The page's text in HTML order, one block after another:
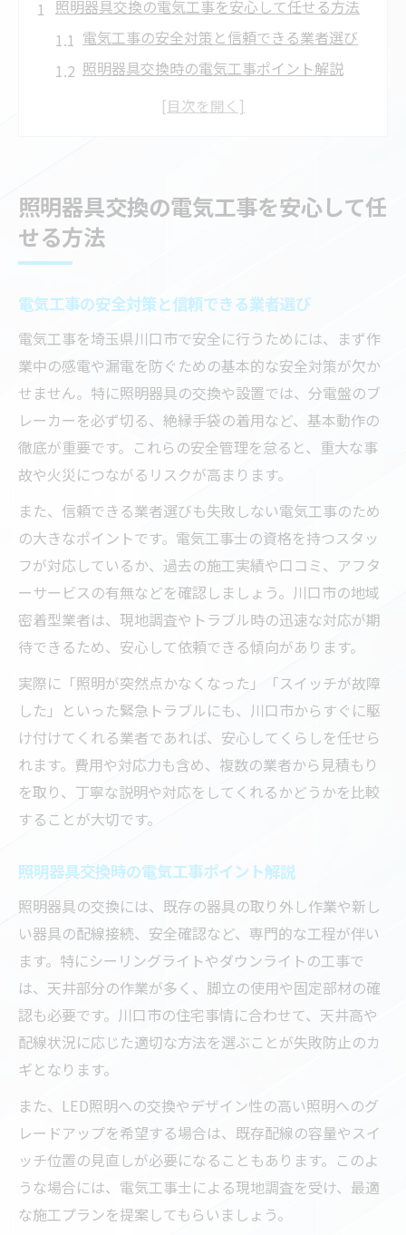
照明器具交換の電気工事を安心して任せる方法
電気工事の安全対策と信頼できる業者選び
照明器具交換時の電気工事ポイント解説
川口市の電気工事店に相談するメリット
電気工事店の選び方と比較ポイント解説
シーリングライト工事費用の相場を知る
地元密着型の電気工事店の強みとは何か
電気工事どこに頼むか迷った時の判断基準
電気工事の費用や照明器具交換のポイント解説
電気工事費用の内訳とコスト削減方法
照明器具交換時にかかる追加費用の考え方
シーリングライト工事費用の目安を解説
電気工事で発生しやすいトラブルと対策
複数社見積もりで最適な費用を見極める方
法
照明工事を考えるなら知っておくべき基礎知識
電気工事と照明器具交換の基本的な流れ
照明工事に必要な資格や専門知識について
川口市で多い照明工事事例や注意点を紹介
照明器具選びで重視すべきポイント解説
電気工事依頼前に確認すべき事項一覧
電気工事のプロが教える照明器具取り付けの極
意
電気工事士が実践する安全な取り付け手順
照明器具取り付け時の失敗例とその対策
工事前後のチェックポイントを徹底解説
取り付け後のメンテナンスに役立つ知識
シーリングライト工事費用を抑えるコツを伝授
電気工事の見積もり比較で賢く費用削減
シーリングライト工事費用を抑える工夫
工事時期やタイミング選びで費用を節約
DIYとプロ依頼の費用比較と注意点まとめ
川口市で安く電気工事を依頼する秘訣
照明器具交換の電気工事を安心して任
せる方法
電気工事の安全対策と信頼できる業者選び
電気工事を埼玉県川口市で安全に行うためには、まず作
業中の感電や漏電を防ぐための基本的な安全対策が欠か
せません。特に照明器具の交換や設置では、分電盤のブ
レーカーを必ず切る、絶縁手袋の着用など、基本動作の
徹底が重要です。これらの安全管理を怠ると、重大な事
故や火災につながるリスクが高まります。
また、信頼できる業者選びも失敗しない電気工事のため
の大きなポイントです。電気工事士の資格を持つスタッ
フが対応しているか、過去の施工実績や口コミ、アフタ
ーサービスの有無などを確認しましょう。川口市の地域
密着型業者は、現地調査やトラブル時の迅速な対応が期
待できるため、安心して依頼できる傾向があります。
実際に「照明が突然点かなくなった」「スイッチが故障
した」といった緊急トラブルにも、川口市からすぐに駆
け付けてくれる業者であれば、安心してくらしを任せら
れます。費用や対応力も含め、複数の業者から見積もり
を取り、丁寧な説明や対応をしてくれるかどうかを比較
することが大切です。
照明器具交換時の電気工事ポイント解説
照明器具の交換には、既存の器具の取り外し作業や新し
い器具の配線接続、安全確認など、専門的な工程が伴い
ます。特にシーリングライトやダウンライトの工事で
は、天井部分の作業が多く、脚立の使用や固定部材の確
認も必要です。川口市の住宅事情に合わせて、天井高や
配線状況に応じた適切な方法を選ぶことが失敗防止のカ
ギとなります。
また、LED照明への交換やデザイン性の高い照明へのグ
レードアップを希望する場合は、既存配線の容量やスイ
ッチ位置の見直しが必要になることもあります。このよ
うな場合には、電気工事士による現地調査を受け、最適
な施工プランを提案してもらいましょう。